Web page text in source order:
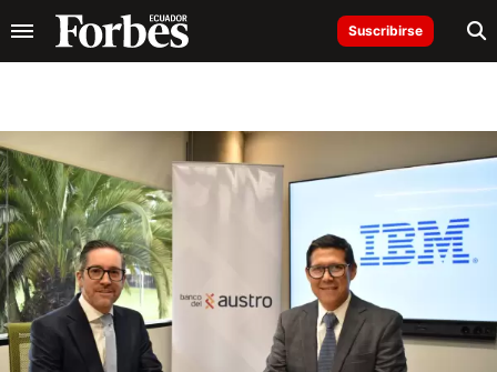
Suscribirse